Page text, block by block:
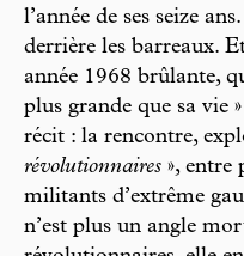
l’année de ses seize
derrière les barreaux.
année 1968 brûlante,
plus grande que sa vie
récit : la rencontre,
révolutionnaires », entre
militants d’extrême
n’est plus un angle